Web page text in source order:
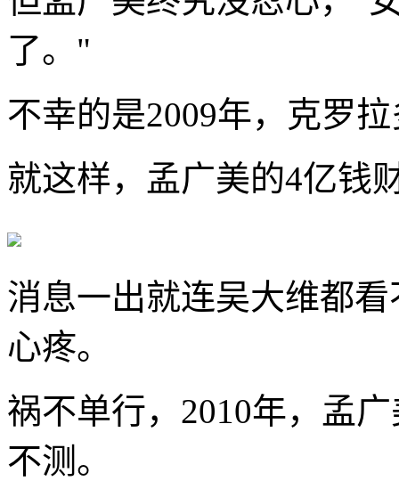
了。"
不幸的是2009年，克罗
就这样，孟广美的4亿钱
消息一出就连吴大维都
心疼。
祸不单行，2010年，孟
不测。